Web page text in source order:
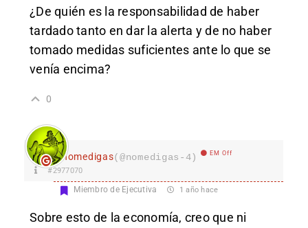
¿De quién es la responsabilidad de haber
tardado tanto en dar la alerta y de no haber
tomado medidas suficientes ante lo que se
venía encima?
0
nomedigas(@nomedigas-4) EM Off
#2977070
Miembro de Ejecutiva 1 año hace
Sobre esto de la economía, creo que ni